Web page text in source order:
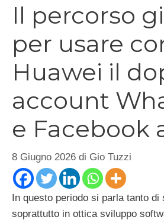
Il percorso
per usare
Huawei il
account
e Facebook
8 Giugno 2026 di Gio Tuzzi
In questo periodo si parla tanto di
soprattutto in ottica sviluppo